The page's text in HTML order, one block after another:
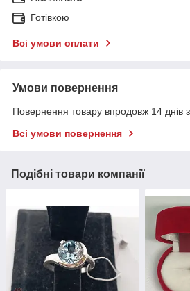
Готівкою
Всі умови оплати
Умови повернення
Повернення товару впродовж 14 днів
Всі умови повернення
Подібні товари компанії